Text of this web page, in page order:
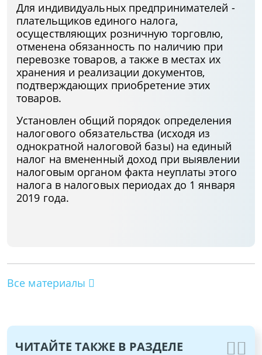
Для индивидуальных предпринимателей -
плательщиков единого налога,
осуществляющих розничную торговлю,
отменена обязанность по наличию при
перевозке товаров, а также в местах их
хранения и реализации документов,
подтверждающих приобретение этих
товаров.
Установлен общий порядок определения
налогового обязательства (исходя из
однократной налоговой базы) на единый
налог на вмененный доход при выявлении
налоговым органом факта неуплаты этого
налога в налоговых периодах до 1 января
2019 года.
Все материалы
ЧИТАЙТЕ ТАКЖЕ В РАЗДЕЛЕ